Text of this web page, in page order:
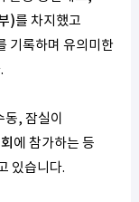
)를 차지했고
기록하며 유의미한
, 잠실이
에 참가하는 등
있습니다.